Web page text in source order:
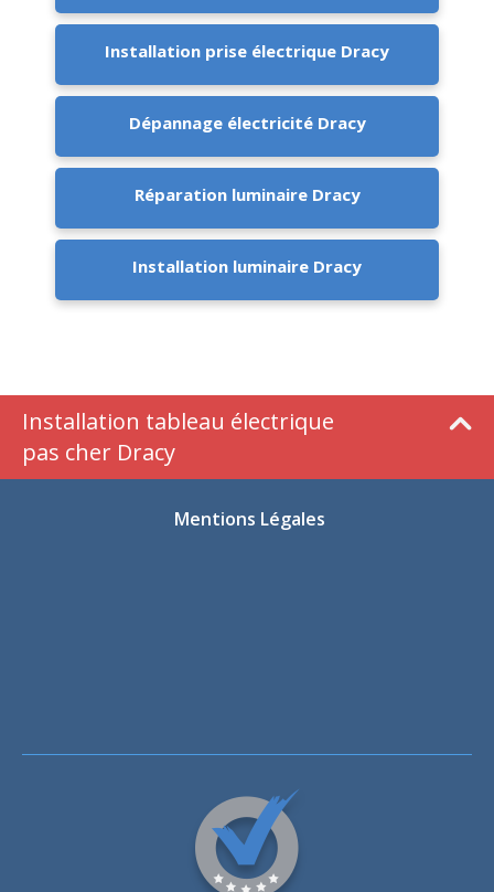
Installation prise électrique Dracy
Dépannage électricité Dracy
Réparation luminaire Dracy
Installation luminaire Dracy
Installation tableau électrique
pas cher Dracy
Mentions Légales